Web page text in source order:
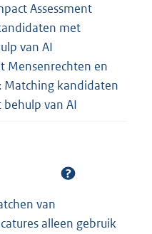
Assessment
met
van AI
Mensenrechten en
Matching kandidaten
van AI
van
alleen gebruik